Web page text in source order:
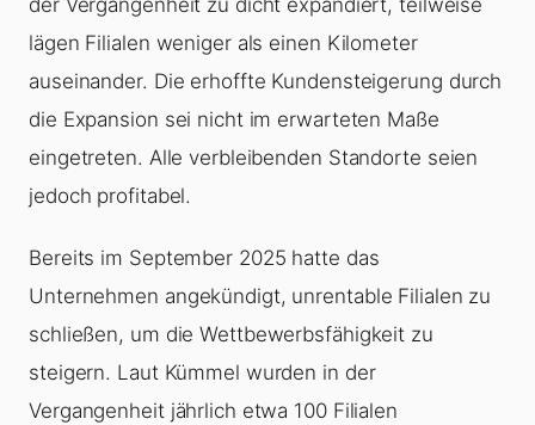
lägen Filialen weniger als einen Kilometer
auseinander. Die erhoffte Kundensteigerung durch
die Expansion sei nicht im erwarteten Maße
eingetreten. Alle verbleibenden Standorte seien
jedoch profitabel.
Bereits im September 2025 hatte das
Unternehmen angekündigt, unrentable Filialen zu
schließen, um die Wettbewerbsfähigkeit zu
steigern. Laut Kümmel wurden in der
Vergangenheit jährlich etwa 100 Filialen